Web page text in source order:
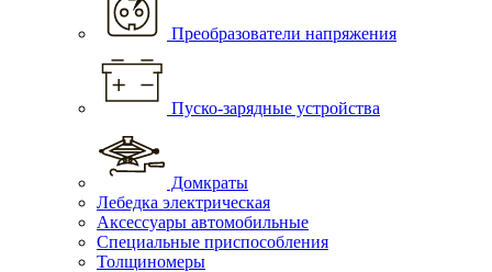
Преобразователи напряжения
Пуско-зарядные устройства
Домкраты
Лебедка электрическая
Аксессуары автомобильные
Специальные приспособления
Толщиномеры